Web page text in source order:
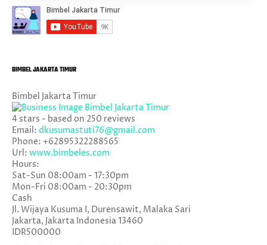
BIMBEL JAKARTA TIMUR
Bimbel Jakarta Timur
4 stars - based on 250 reviews
Email: dkusumastuti76@gmail.com
Phone: +62895322288565
Url: www.bimbeles.com
Hours:
Sat-Sun 08:00am - 17:30pm
Mon-Fri 08:00am - 20:30pm
Cash
Jl. Wijaya Kusuma I, Durensawit, Malaka Sari
Jakarta, Jakarta Indonesia13460
IDR500000